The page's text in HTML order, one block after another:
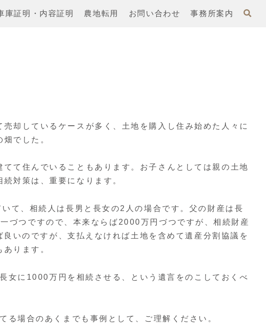
庫証明・内容証明 農地転用 お問い合わせ 事務所案内
却しているケースが多く、土地を購入し住み始めた人々に
でした。
て住んでいることもあります。お子さんとしては親の土地
対策は、重要になります。
て、相続人は長男と長女の2人の場合です。父の財産は長
づつですので、本来ならば2000万円づつですが、相続財産
いのですが、支払えなければ土地を含めて遺産分割協議を
ります。
女に1000万円を相続させる、という遺言をのこしておくべ
場合のあくまでも事例として、ご理解ください。